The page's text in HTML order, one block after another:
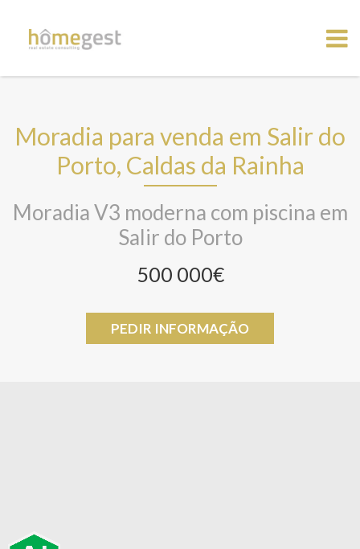
Moradia para venda em Salir do
Porto, Caldas da Rainha
Moradia V3 moderna com piscina em
Salir do Porto
500 000€
PEDIR INFORMAÇÃO